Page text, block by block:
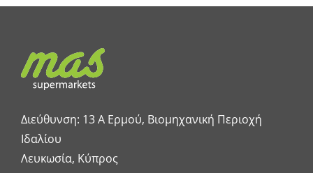
Διεύθυνση: 13 A Ερμού, Βιομηχανική Περιοχή
Ιδαλίου
Λευκωσία, Κύπρος